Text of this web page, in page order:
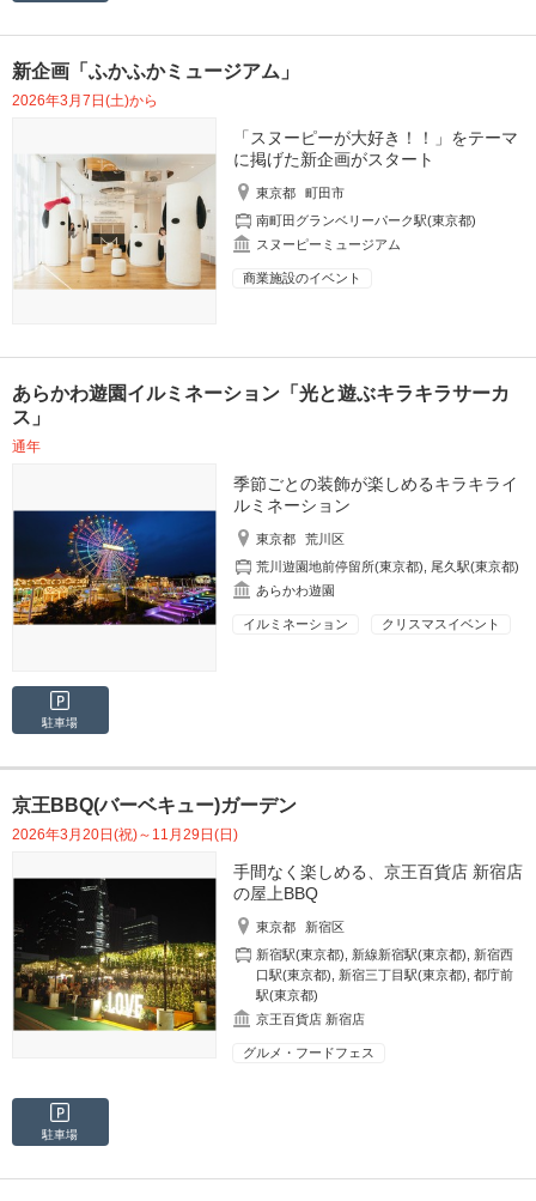
新企画「ふかふかミュージアム」
2026年3月7日(土)から
「スヌーピーが大好き！！」をテーマ
に掲げた新企画がスタート
東京都
町田市
南町田グランベリーパーク駅(東京都)
スヌーピーミュージアム
商業施設のイベント
あらかわ遊園イルミネーション「光と遊ぶキラキラサーカ
ス」
通年
季節ごとの装飾が楽しめるキラキライ
ルミネーション
東京都
荒川区
荒川遊園地前停留所(東京都), 尾久駅(東京都)
あらかわ遊園
イルミネーション クリスマスイベント
駐車場
京王BBQ(バーベキュー)ガーデン
2026年3月20日(祝)～11月29日(日)
手間なく楽しめる、京王百貨店 新宿店
の屋上BBQ
東京都
新宿区
新宿駅(東京都)
新線新宿駅(東京都)
新宿西
口駅(東京都)
新宿三丁目駅(東京都) ,都庁前
駅(東京都)
京王百貨店 新宿店
グルメ・フードフェス
駐車場